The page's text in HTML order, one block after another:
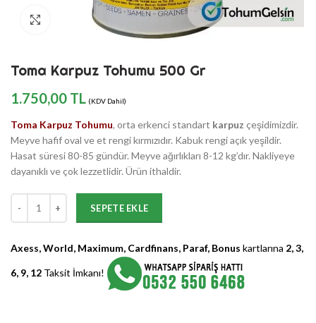
Büyütmek için Tıklayın
Toma Karpuz Tohumu 500 Gr
1.750,00 TL (KDV Dahil)
Toma Karpuz Tohumu, orta erkenci standart karpuz çeşidimizdir.
Meyve hafif oval ve et rengi kırmızıdır. Kabuk rengi açık yeşildir.
Hasat süresi 80-85 gündür. Meyve ağırlıkları 8-12 kg’dır. Nakliyeye
dayanıklı ve çok lezzetlidir. Ürün ithaldir.
SEPETE EKLE
Axess, World, Maximum, Cardfinans, Paraf, Bonus kartlarına 2, 3,
6, 9, 12 Taksit İmkanı!